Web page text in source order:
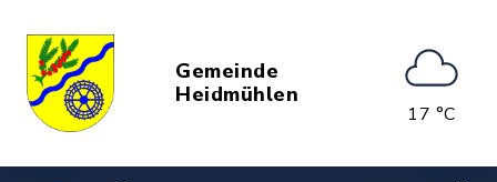
Gemeinde
Heidmühlen
17 °C